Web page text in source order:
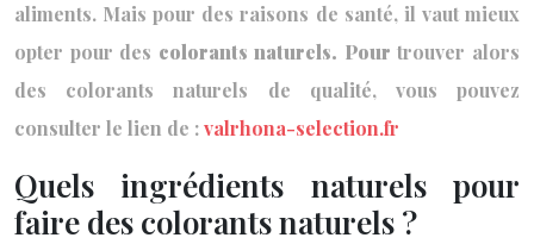
aliments. Mais pour des raisons de santé, il vaut mieux
opter pour des colorants naturels. Pour trouver alors
des colorants naturels de qualité, vous pouvez
consulter le lien de :valrhona-selection.fr
Quels ingrédients naturels pour
faire des colorants naturels ?